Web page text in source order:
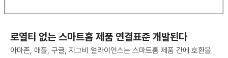
로열티 없는 스마트홈 제품 연결표준 개발된다
아마존, 애플, 구글, 지그비 얼라이언스는 스마트홈 제품 간에 호환을